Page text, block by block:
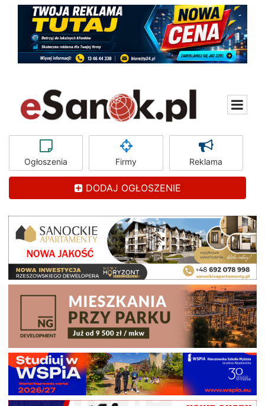
Ogłoszenia Firmy Reklama
DODAJ OGŁOSZENIE